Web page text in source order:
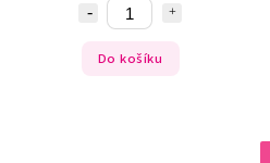
Do košíku